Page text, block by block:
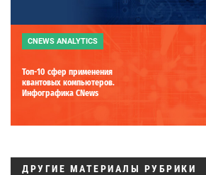
CNEWS ANALYTICS
Топ-10 сфер применения
квантовых компьютеров.
Инфографика CNews
ДРУГИЕ МАТЕРИАЛЫ РУБРИКИ